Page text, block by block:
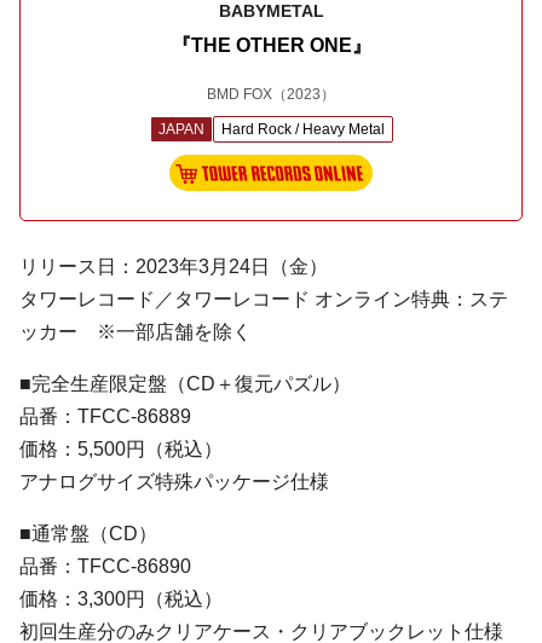
BABYMETAL
『THE OTHER ONE』
BMD FOX （2023）
JAPAN Hard Rock / Heavy Metal
リリース日：2023年3月24日（金）
タワーレコード／タワーレコード オンライン特典：ステ
ッカー ※一部店舗を除く
■完全生産限定盤（CD＋復元パズル）
品番：TFCC-86889
価格：5,500円（税込）
アナログサイズ特殊パッケージ仕様
■通常盤（CD）
品番：TFCC-86890
価格：3,300円（税込）
初回生産分のみクリアケース・クリアブックレット仕様